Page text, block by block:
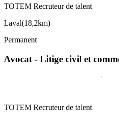
TOTEM Recruteur de talent
Laval(18,2km)
Permanent
Avocat - Litige civil et
TOTEM Recruteur de talent